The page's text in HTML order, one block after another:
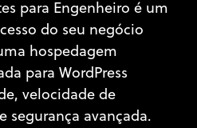
para Engenheiro é um
do seu negócio
hospedagem
para WordPress
velocidade de
segurança avançada.